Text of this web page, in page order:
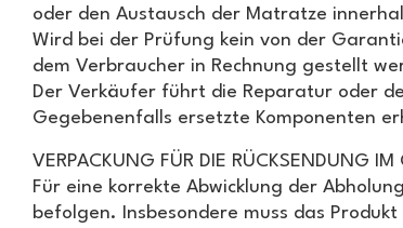
oder den Austausch der Matratze
Wird bei der Prüfung kein von der
dem Verbraucher in Rechnung gestellt
Der Verkäufer führt die Reparatur oder
Gegebenenfalls ersetzte Komponenten
VERPACKUNG FÜR DIE RÜCKSENDUNG IM
Für eine korrekte Abwicklung der
befolgen. Insbesondere muss das